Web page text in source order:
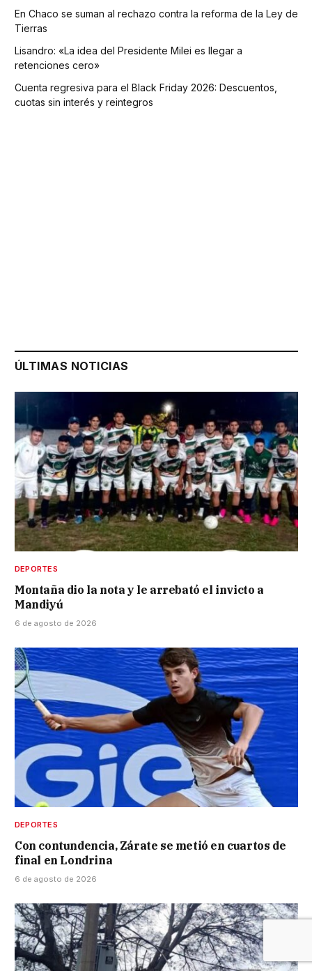
En Chaco se suman al rechazo contra la reforma de la Ley de
Tierras
Lisandro: «La idea del Presidente Milei es llegar a
retenciones cero»
Cuenta regresiva para el Black Friday 2026: Descuentos,
cuotas sin interés y reintegros
ÚLTIMAS NOTICIAS
DEPORTES
Montaña dio la nota y le arrebató el invicto a
Mandiyú
6 de agosto de 2026
DEPORTES
Con contundencia, Zárate se metió en cuartos de
final en Londrina
6 de agosto de 2026